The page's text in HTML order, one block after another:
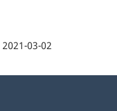
2021-03-02